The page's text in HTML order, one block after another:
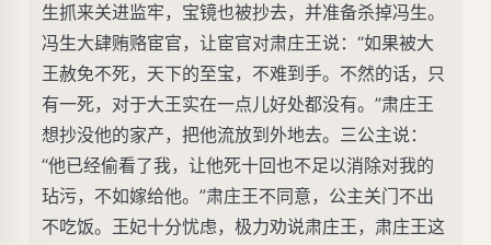
生抓来关进监牢，宝镜也被抄去，并准备杀掉冯生。
冯生大肆贿赂宦官，让宦官对肃庄王说：“如果被大
王赦免不死，天下的至宝，不难到手。不然的话，只
有一死，对于大王实在一点儿好处都没有。”肃庄王
想抄没他的家产，把他流放到外地去。三公主说：
“他已经偷看了我，让他死十回也不足以消除对我的
玷污，不如嫁给他。”肃庄王不同意，公主关门不出
不吃饭。王妃十分忧虑，极力劝说肃庄王，肃庄王这